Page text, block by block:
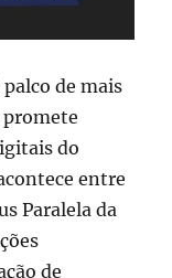
palco de mais
promete
do
entre
Paralela da
de